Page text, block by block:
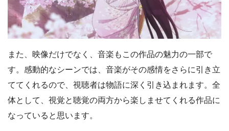
また、映像だけでなく、音楽もこの作品の魅力の一部で
す。感動的なシーンでは、音楽がその感情をさらに引き立
ててくれるので、視聴者は物語に深く引き込まれます。全
体として、視覚と聴覚の両方から楽しませてくれる作品に
なっていると思います。